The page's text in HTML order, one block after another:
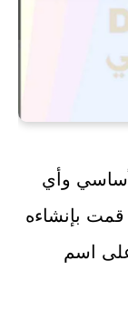
وأي
بإنشاءه
اسم